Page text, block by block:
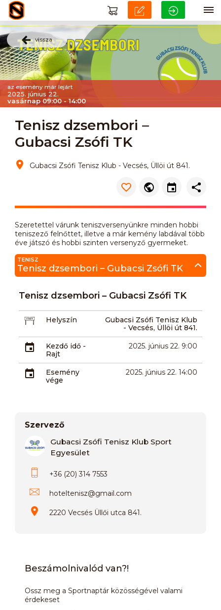
vissza
az esemény már lejárt
2025. június 22.
vasárnap 09:00 - 14:00
Tenisz dzsembori –
Gubacsi Zsófi TK
Gubacsi Zsófi Tenisz Klub - Vecsés, Üllöi út 841.
Szeretettel várunk teniszversenyünkre minden hobbi
teniszező felnőttet, illetve a már kemény labdával több
éve játszó és hobbi szinten versenyző gyermeket.
TENISZ
Tenisz dzsembori – Gubacsi Zsófi TK
Tenisz dzsembori – Gubacsi Zsófi TK
Helyszín
Gubacsi Zsófi Tenisz Klub
- Vecsés, Üllöi út 841.
Kezdő idő -
Rajt
2025. június 22. 9:00
Esemény
vége
2025. június 22. 14:00
Szervező
Gubacsi Zsófi Tenisz Klub Sport
Egyesület
+36 (20) 314 7553
hoteltenisz@gmail.com
2220 Vecsés Üllői utca 841.
Beszámolnivalód van?!
Ossz meg a Sportnaptár közösségével valami
érdekeset